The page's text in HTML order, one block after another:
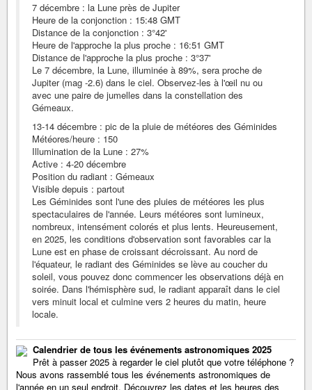
7 décembre : la Lune près de Jupiter
Heure de la conjonction : 15:48 GMT
Distance de la conjonction : 3°42'
Heure de l'approche la plus proche : 16:51 GMT
Distance de l'approche la plus proche : 3°37'
Le 7 décembre, la Lune, illuminée à 89%, sera proche de
Jupiter (mag -2.6) dans le ciel. Observez-les à l'œil nu ou
avec une paire de jumelles dans la constellation des
Gémeaux.
13-14 décembre : pic de la pluie de météores des Géminides
Météores/heure : 150
Illumination de la Lune : 27%
Active : 4-20 décembre
Position du radiant : Gémeaux
Visible depuis : partout
Les Géminides sont l'une des pluies de météores les plus
spectaculaires de l'année. Leurs météores sont lumineux,
nombreux, intensément colorés et plus lents. Heureusement,
en 2025, les conditions d'observation sont favorables car la
Lune est en phase de croissant décroissant. Au nord de
l'équateur, le radiant des Géminides se lève au coucher du
soleil, vous pouvez donc commencer les observations déjà en
soirée. Dans l'hémisphère sud, le radiant apparaît dans le ciel
vers minuit local et culmine vers 2 heures du matin, heure
locale.
Calendrier de tous les événements astronomiques 2025
Prêt à passer 2025 à regarder le ciel plutôt que votre téléphone ?
Nous avons rassemblé tous les événements astronomiques de
l'année en un seul endroit. Découvrez les dates et les heures des